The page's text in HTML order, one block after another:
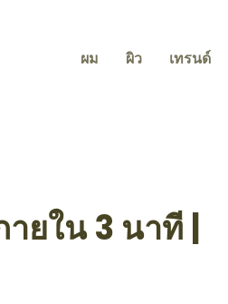
ผม ผิว เทรนด์
ยใน 3 นาที |